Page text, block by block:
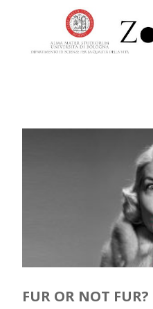
FUR OR NOT FUR?